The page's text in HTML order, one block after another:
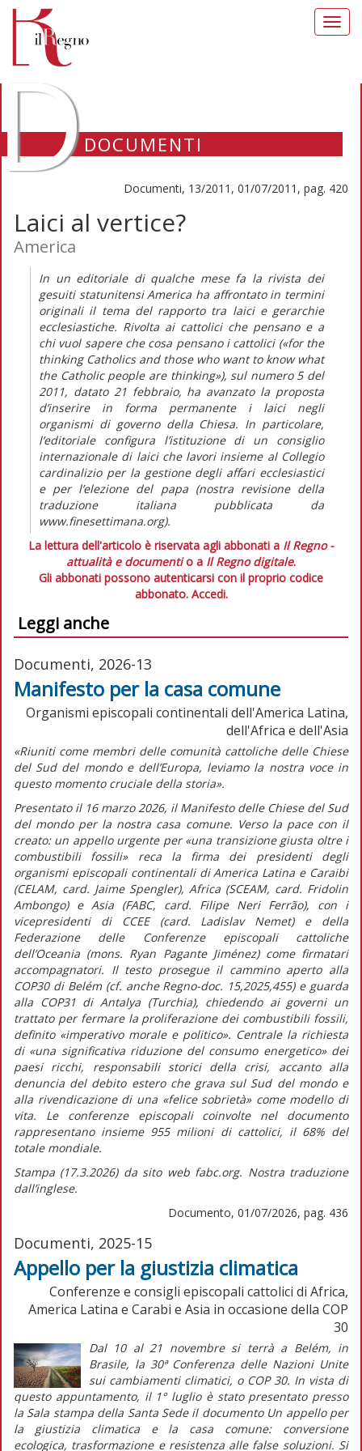
DOCUMENTI
Documenti, 13/2011, 01/07/2011, pag. 420
Laici al vertice?
America
In un editoriale di qualche mese fa la rivista dei
gesuiti statunitensi America ha affrontato in termini
originali il tema del rapporto tra laici e gerarchie
ecclesiastiche. Rivolta ai cattolici che pensano e a
chi vuol sapere che cosa pensano i cattolici («for the
thinking Catholics and those who want to know what
the Catholic people are thinking»), sul numero 5 del
2011, datato 21 febbraio, ha avanzato la proposta
d’inserire in forma permanente i laici negli
organismi di governo della Chiesa. In particolare,
l’editoriale configura l’istituzione di un consiglio
internazionale di laici che lavori insieme al Collegio
cardinalizio per la gestione degli affari ecclesiastici
e per l’elezione del papa (nostra revisione della
traduzione italiana pubblicata da
www.finesettimana.org).
La lettura dell'articolo è riservata agli abbonati a Il Regno -
attualità e documentio a Il Regno digitale.
Gli abbonati possono autenticarsi con il proprio codice
abbonato. Accedi.
Leggi anche
Documenti, 2026-13
Manifesto per la casa comune
Organismi episcopali continentali dell'America Latina,
dell'Africa e dell'Asia
«Riuniti come membri delle comunità cattoliche delle Chiese
del Sud del mondo e dell’Europa, leviamo la nostra voce in
questo momento cruciale della storia».
Presentato il 16 marzo 2026, ilManifesto delle Chiese del Sud
del mondo per la nostra casa comune. Verso la pace con il
creato: un appello urgente per «una transizione giusta oltre i
combustibili fossili» reca la firma dei presidenti degli
organismi episcopali continentali di America Latina e Caraibi
(CELAM, card. Jaime Spengler), Africa (SCEAM, card. Fridolin
Ambongo) e Asia (FABC, card. Filipe Neri Ferrão), con i
vicepresidenti di CCEE (card. Ladislav Nemet) e della
Federazione delle Conferenze episcopali cattoliche
dell’Oceania (mons. Ryan Pagante Jiménez) come firmatari
accompagnatori. Il testo prosegue il cammino aperto alla
COP30 di Belém (cf. ancheRegno-doc. 15,2025,455) e guarda
alla COP31 di Antalya (Turchia), chiedendo ai governi un
trattato per fermare la proliferazione dei combustibili fossili,
definito«imperativo morale e politico». Centrale la richiesta
di«una significativa riduzione del consumo energetico» dei
paesi ricchi, responsabili storici della crisi, accanto alla
denuncia del debito estero che grava sul Sud del mondo e
alla rivendicazione di una«felice sobrietà» come modello di
vita. Le conferenze episcopali coinvolte nel documento
rappresentano insieme 955 milioni di cattolici, il 68% del
totale mondiale.
Stampa (17.3.2026) da sito web fabc.org. Nostra traduzione
dall’inglese.
Documento, 01/07/2026, pag. 436
Documenti, 2025-15
Appello per la giustizia climatica
Conferenze e consigli episcopali cattolici di Africa,
America Latina e Carabi e Asia in occasione della COP
30
Dal 10 al 21 novembre si terrà a Belém, in
Brasile, la 30ª Conferenza delle Nazioni Unite
sui cambiamenti climatici, o COP 30. In vista di
questo appuntamento, il 1° luglio è stato presentato presso
la Sala stampa della Santa Sede il documento Un appello per
la giustizia climatica e la casa comune: conversione
ecologica, trasformazione e resistenza alle false soluzioni. Si